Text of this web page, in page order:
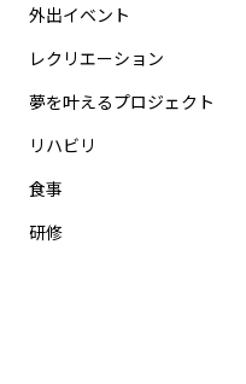
外出イベント
レクリエーション
夢を叶えるプロジェクト
リハビリ
食事
研修